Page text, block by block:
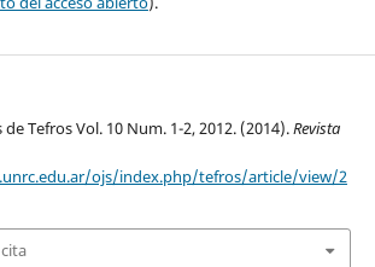
Tefros Vol. 10 Num. 1-2, 2012. (2014).Revista
ojs/index.php/tefros/article/view/2